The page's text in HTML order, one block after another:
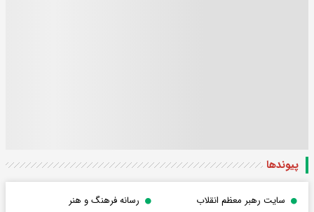
پیوندها
سایت رهبر معظم انقلاب
رسانه فرهنگ و هنر